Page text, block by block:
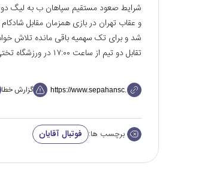
شرایط صعود مستقیم سپاهان ب به لیگ دو
و عقاب تهران در بازی همزمان مقابل
شد و برای تک سهمیه باقی مانده تلاش
تقابل دو تیم از ساعت ۱۷:٠٠ در ورزشگاه تختی آغاز خواهد شد.
گزارش خطا
برچسب ها: فوتبال آقایان